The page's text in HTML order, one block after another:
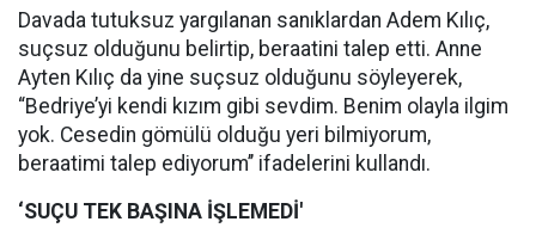
Davada tutuksuz yargılanan sanıklardan Adem Kılıç,
suçsuz olduğunu belirtip, beraatini talep etti. Anne
Ayten Kılıç da yine suçsuz olduğunu söyleyerek,
“Bedriye’yi kendi kızım gibi sevdim. Benim olayla ilgim
yok. Cesedin gömülü olduğu yeri bilmiyorum,
beraatimi talep ediyorum’’ ifadelerini kullandı.
‘SUÇU TEK BAŞINA İŞLEMEDİ'